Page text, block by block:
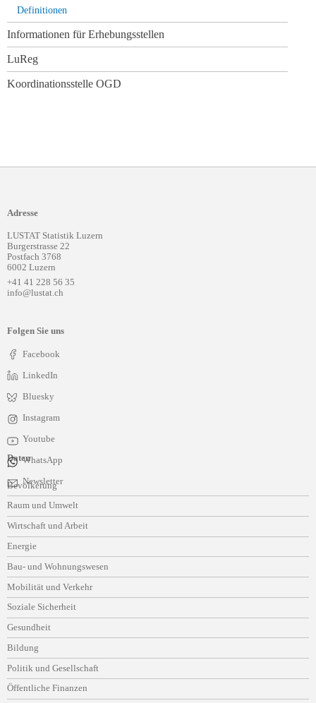
Definitionen
Informationen für Erhebungsstellen
LuReg
Koordinationsstelle OGD
Adresse
LUSTAT Statistik Luzern
Burgerstrasse 22
Postfach 3768
6002 Luzern
+41 41 228 56 35
info@lustat.ch
Folgen Sie uns
Facebook
LinkedIn
Bluesky
Instagram
Youtube
WhatsApp
Newsletter
Daten
Navigation
überspringen
Bevölkerung
Raum und Umwelt
Wirtschaft und Arbeit
Energie
Bau- und Wohnungswesen
Mobilität und Verkehr
Soziale Sicherheit
Gesundheit
Bildung
Politik und Gesellschaft
Öffentliche Finanzen